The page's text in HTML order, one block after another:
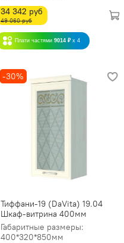
34 342 руб
49 060 руб
Плати частями 9014 ₽ x 4
-30%
Тиффани-19 (DaVita) 19.04
Шкаф-витрина 400мм
Габаритные размеры:
400*320*850мм